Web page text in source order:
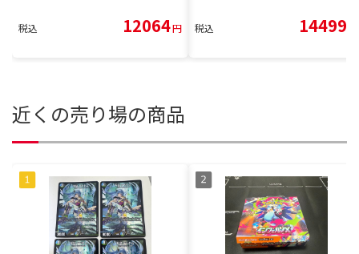
税込 12064円 税込 14499
近くの売り場の商品